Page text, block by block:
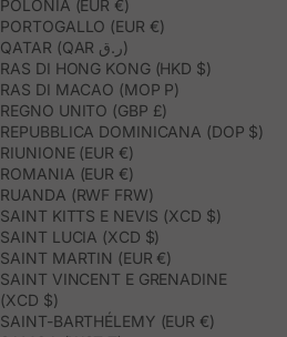
POLONIA (EUR €)
PORTOGALLO (EUR €)
QATAR (QAR ر.ق)
RAS DI HONG KONG (HKD $)
RAS DI MACAO (MOP P)
REGNO UNITO (GBP £)
REPUBBLICA DOMINICANA (DOP $)
RIUNIONE (EUR €)
ROMANIA (EUR €)
RUANDA (RWF FRW)
SAINT KITTS E NEVIS (XCD $)
SAINT LUCIA (XCD $)
SAINT MARTIN (EUR €)
SAINT VINCENT E GRENADINE
(XCD $)
SAINT-BARTHÉLEMY (EUR €)